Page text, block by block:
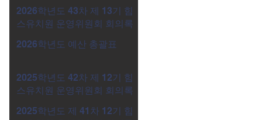
2026학년도 43차 제 13기 힘
스유치원 운영위원회 회의록
2026학년도 예산 총괄표
2025학년도 42차 제 12기 힘
스유치원 운영위원회 회의록
2025학년도 제 41차 12기 힘